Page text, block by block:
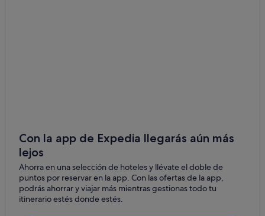
Alojamientos agroturísticos en Bora Bora
Hoteles para bodas en Bora Bora
Hoteles de 3 estrellas en Bora Bora
Bora Bora hoteles
Hoteles en la playa en Bora Bora
Con la app de Expedia llegarás aún más
lejos
Ahorra en una selección de hoteles y llévate el doble de
puntos por reservar en la app. Con las ofertas de la app,
podrás ahorrar y viajar más mientras gestionas todo tu
itinerario estés donde estés.